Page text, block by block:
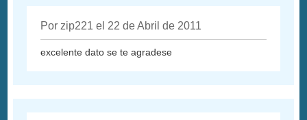
Por zip221 el 22 de Abril de 2011
excelente dato se te agradese